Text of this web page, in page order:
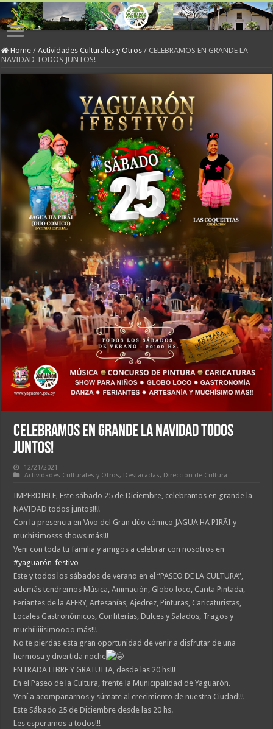
Home / Actividades Culturales y Otros / CELEBRAMOS EN GRANDE LA
NAVIDAD TODOS JUNTOS!
CELEBRAMOS EN GRANDE LA NAVIDAD TODOS
JUNTOS!
12/21/2021
Actividades Culturales y Otros, Destacadas, Dirección de Cultura
IMPERDIBLE, Este sábado 25 de Diciembre, celebramos en grande la
NAVIDAD todos juntos!!!!
Con la presencia en Vivo del Gran dúo cómico JAGUA HA PIRÃI y
muchisimosss shows más!!!
Veni con toda tu familia y amigos a celebrar con nosotros en
#yaguarón_festivo
Este y todos los sábados de verano en el “PASEO DE LA CULTURA”,
además tendremos Música, Animación, Globo loco, Carita Pintada,
Feriantes de la AFERY, Artesanías, Ajedrez, Pinturas, Caricaturistas,
Locales Gastronómicos, Confiterías, Dulces y Salados, Tragos y
muchíiiiiisimoooo más!!!
No te pierdas esta gran oportunidad de venir a disfrutar de una
hermosa y divertida noche
ENTRADA LIBRE Y GRATUITA, desde las 20 hs!!!
En el Paseo de la Cultura, frente la Municipalidad de Yaguarón.
Vení a acompañarnos y súmate al crecimiento de nuestra Ciudad!!!
Este Sábado 25 de Diciembre desde las 20 hs.
Les esperamos a todos!!!